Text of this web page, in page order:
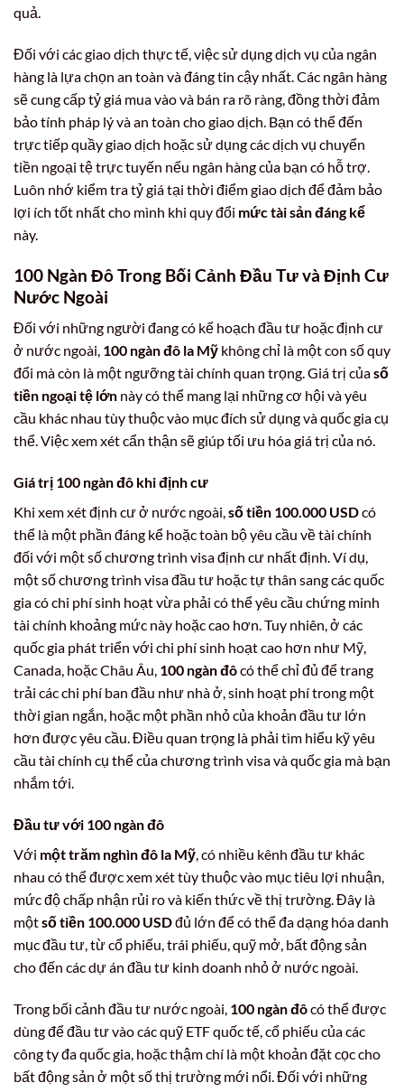
quả.
Đối với các giao dịch thực tế, việc sử dụng dịch vụ của ngân
hàng là lựa chọn an toàn và đáng tin cậy nhất. Các ngân hàng
sẽ cung cấp tỷ giá mua vào và bán ra rõ ràng, đồng thời đảm
bảo tính pháp lý và an toàn cho giao dịch. Bạn có thể đến
trực tiếp quầy giao dịch hoặc sử dụng các dịch vụ chuyển
tiền ngoại tệ trực tuyến nếu ngân hàng của bạn có hỗ trợ.
Luôn nhớ kiểm tra tỷ giá tại thời điểm giao dịch để đảm bảo
lợi ích tốt nhất cho mình khi quy đổi mức tài sản đáng kể
này.
100 Ngàn Đô Trong Bối Cảnh Đầu Tư và Định Cư
Nước Ngoài
Đối với những người đang có kế hoạch đầu tư hoặc định cư
ở nước ngoài, 100 ngàn đô la Mỹ không chỉ là một con số quy
đổi mà còn là một ngưỡng tài chính quan trọng. Giá trị củasố
tiền ngoại tệ lớn này có thể mang lại những cơ hội và yêu
cầu khác nhau tùy thuộc vào mục đích sử dụng và quốc gia cụ
thể. Việc xem xét cẩn thận sẽ giúp tối ưu hóa giá trị của nó.
Giá trị 100 ngàn đô khi định cư
Khi xem xét định cư ở nước ngoài,số tiền 100.000 USDcó
thể là một phần đáng kể hoặc toàn bộ yêu cầu về tài chính
đối với một số chương trình visa định cư nhất định. Ví dụ,
một số chương trình visa đầu tư hoặc tự thân sang các quốc
gia có chi phí sinh hoạt vừa phải có thể yêu cầu chứng minh
tài chính khoảng mức này hoặc cao hơn. Tuy nhiên, ở các
quốc gia phát triển với chi phí sinh hoạt cao hơn như Mỹ,
Canada, hoặc Châu Âu, 100 ngàn đôcó thể chỉ đủ để trang
trải các chi phí ban đầu như nhà ở, sinh hoạt phí trong một
thời gian ngắn, hoặc một phần nhỏ của khoản đầu tư lớn
hơn được yêu cầu. Điều quan trọng là phải tìm hiểu kỹ yêu
cầu tài chính cụ thể của chương trình visa và quốc gia mà bạn
nhắm tới.
Đầu tư với 100 ngàn đô
Với một trăm nghìn đô la Mỹ, có nhiều kênh đầu tư khác
nhau có thể được xem xét tùy thuộc vào mục tiêu lợi nhuận,
mức độ chấp nhận rủi ro và kiến thức về thị trường. Đây là
mộtsố tiền 100.000 USDđủ lớn để có thể đa dạng hóa danh
mục đầu tư, từ cổ phiếu, trái phiếu, quỹ mở, bất động sản
cho đến các dự án đầu tư kinh doanh nhỏ ở nước ngoài.
Trong bối cảnh đầu tư nước ngoài, 100 ngàn đôcó thể được
dùng để đầu tư vào các quỹ ETF quốc tế, cổ phiếu của các
công ty đa quốc gia, hoặc thậm chí là một khoản đặt cọc cho
bất động sản ở một số thị trường mới nổi. Đối với những